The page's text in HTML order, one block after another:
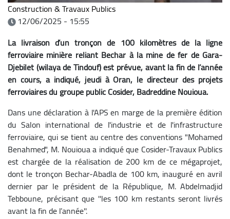
Construction & Travaux Publics
12/06/2025 - 15:55
La livraison d’un tronçon de 100 kilomètres de la ligne
ferroviaire minière reliant Bechar à la mine de fer de Gara-
Djebilet (wilaya de Tindouf) est prévue, avant la fin de l’année
en cours, a indiqué, jeudi à Oran, le directeur des projets
ferroviaires du groupe public Cosider, Badreddine Nouioua.
Dans une déclaration à l'APS en marge de la première édition
du Salon international de l'industrie et de l'infrastructure
ferroviaire, qui se tient au centre des conventions "Mohamed
Benahmed", M. Nouioua a indiqué que Cosider-Travaux Publics
est chargée de la réalisation de 200 km de ce mégaprojet,
dont le tronçon Bechar-Abadla de 100 km, inauguré en avril
dernier par le président de la République, M. Abdelmadjid
Tebboune, précisant que ''les 100 km restants seront livrés
avant la fin de l’année''.